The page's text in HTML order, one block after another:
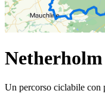
Un percorso ciclabile con